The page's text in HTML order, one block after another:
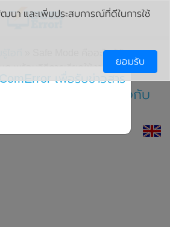
» Safe Mode คืออะไร รู้จักและ
ร รู้จักและทำความเข้าใจกับ
ารเรียกใช้งาน
นา และเพิ่มประสบการณ์ที่ดีในการใช้
ยอมรับ
เพื่อรับข่าวสาร